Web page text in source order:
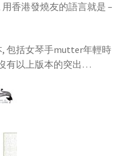
香港發燒友的語言就是 –
包括女琴手mutter年輕時
有以上版本的突出…